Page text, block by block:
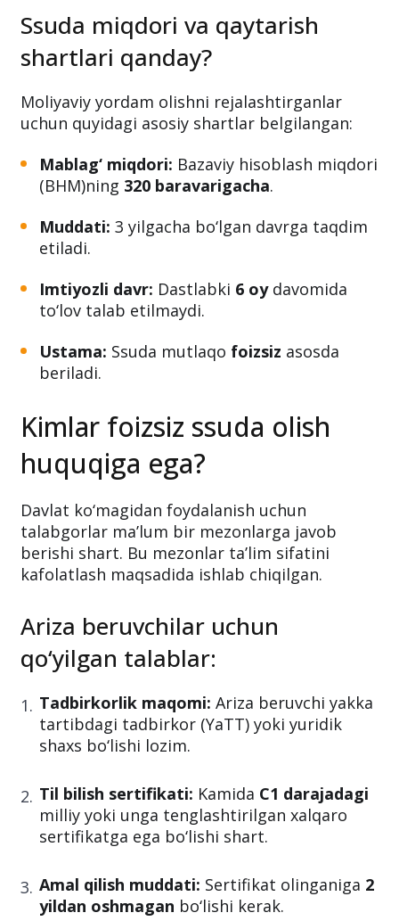
Ssuda miqdori va qaytarish
shartlari qanday?
Moliyaviy yordam olishni rejalashtirganlar
uchun quyidagi asosiy shartlar belgilangan:
Mablag‘ miqdori: Bazaviy hisoblash miqdori
(BHM)ning 320 baravarigacha.
Muddati: 3 yilgacha bo‘lgan davrga taqdim
etiladi.
Imtiyozli davr: Dastlabki 6 oydavomida
to‘lov talab etilmaydi.
Ustama: Ssuda mutlaqo foizsiz asosda
beriladi.
Kimlar foizsiz ssuda olish
huquqiga ega?
Davlat ko‘magidan foydalanish uchun
talabgorlar ma’lum bir mezonlarga javob
berishi shart. Bu mezonlar ta’lim sifatini
kafolatlash maqsadida ishlab chiqilgan.
Ariza beruvchilar uchun
qo‘yilgan talablar:
Tadbirkorlik maqomi: Ariza beruvchi yakka
tartibdagi tadbirkor (YaTT) yoki yuridik
shaxs bo‘lishi lozim.
Til bilish sertifikati: Kamida C1 darajadagi
milliy yoki unga tenglashtirilgan xalqaro
sertifikatga ega bo‘lishi shart.
Amal qilish muddati: Sertifikat olinganiga 2
yildan oshmagan bo‘lishi kerak.